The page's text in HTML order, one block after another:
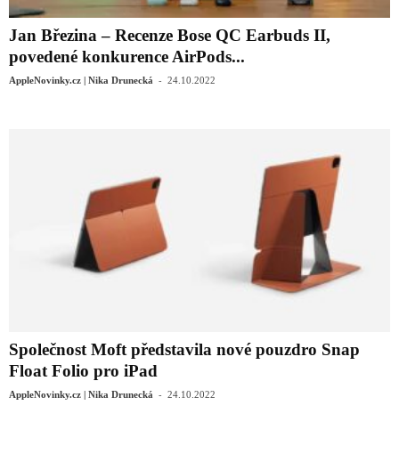
Jan Březina – Recenze Bose QC Earbuds II,
povedené konkurence AirPods...
AppleNovinky.cz | Nika Drunecká - 24.10.2022
Společnost Moft představila nové pouzdro Snap
Float Folio pro iPad
AppleNovinky.cz | Nika Drunecká - 24.10.2022